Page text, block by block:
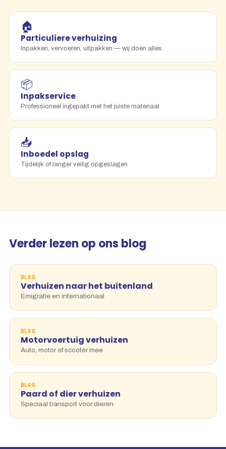
🏠
Particuliere verhuizing
Inpakken, vervoeren, uitpakken — wij doen alles
📦
Inpakservice
Professioneel ingepakt met het juiste materiaal
📥
Inboedel opslag
Tijdelijk of langer veilig opgeslagen
Verder lezen op ons blog
BLOG
Verhuizen naar het buitenland
Emigratie en internationaal
BLOG
Motorvoertuig verhuizen
Auto, motor of scooter mee
BLOG
Paard of dier verhuizen
Speciaal transport voor dieren